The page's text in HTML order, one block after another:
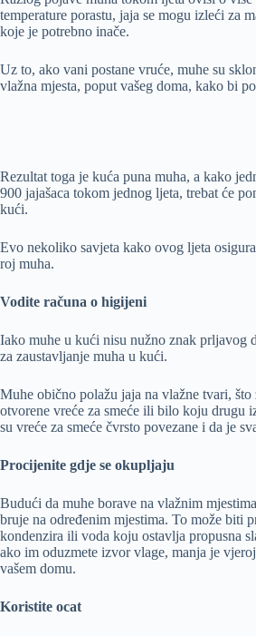
temperature porastu, jaja se mogu izleći za
koje je potrebno inače.
Uz to, ako vani postane vruće, muhe su
vlažna mjesta, poput vašeg doma, kako bi
Rezultat toga je kuća puna muha, a kako
900 jajašaca tokom jednog ljeta, trebat će
kući.
Evo nekoliko savjeta kako ovog ljeta
roj muha.
Vodite računa o higijeni
Iako muhe u kući nisu nužno znak prljavog
za zaustavljanje muha u kući.
Muhe obično polažu jaja na vlažne tvari, što
otvorene vreće za smeće ili bilo koju drugu
su vreće za smeće čvrsto povezane i da je
Procijenite gdje se okupljaju
Budući da muhe borave na vlažnim
bruje na određenim mjestima. To može biti
kondenzira ili voda koju ostavlja propusna
ako im oduzmete izvor vlage, manja je
vašem domu.
Koristite ocat